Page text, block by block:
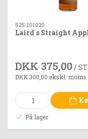
525-101020
Laird´s Straight
DKK 375,00 /
DKK 300,00 ekskl. moms
På lager